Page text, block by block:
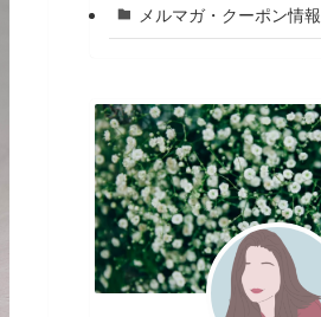
メルマガ・クーポン情報